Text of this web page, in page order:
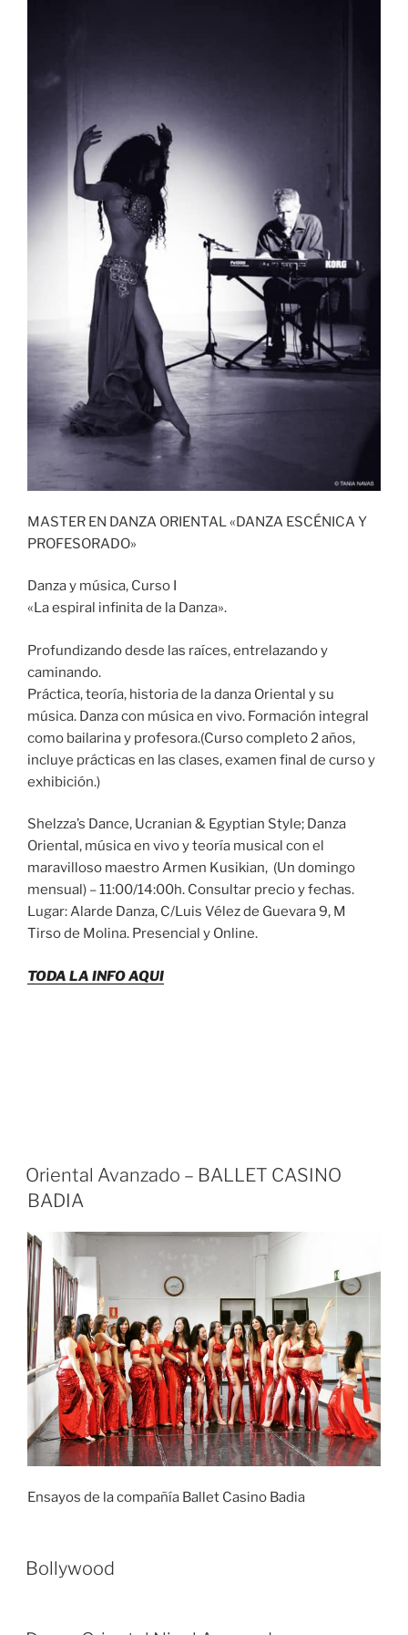
MASTER EN DANZA ORIENTAL «DANZA ESCÉNICA Y
PROFESORADO»
Danza y música, Curso I
«La espiral infinita de la Danza».
Profundizando desde las raíces, entrelazando y
caminando.
Práctica, teoría, historia de la danza Oriental y su
música. Danza con música en vivo. Formación integral
como bailarina y profesora.(Curso completo 2 años,
incluye prácticas en las clases, examen final de curso y
exhibición.)
Shelzza’s Dance, Ucranian & Egyptian Style; Danza
Oriental, música en vivo y teoría musical con el
maravilloso maestro Armen Kusikian, (Un domingo
mensual) – 11:00/14:00h. Consultar precio y fechas.
Lugar: Alarde Danza, C/Luis Vélez de Guevara 9, M
Tirso de Molina. Presencial y Online.
TODA LA INFO AQUI
Oriental Avanzado – BALLET CASINO
BADIA
Ensayos de la compañía Ballet Casino Badia
Bollywood